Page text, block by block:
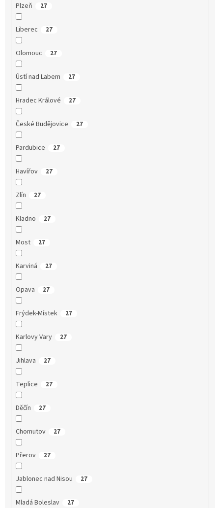
Plzeň 27
Liberec 27
Olomouc 27
Ústí nad Labem 27
Hradec Králové 27
České Budějovice 27
Pardubice 27
Havířov 27
Zlín 27
Kladno 27
Most 27
Karviná 27
Opava 27
Frýdek-Místek 27
Karlovy Vary 27
Jihlava 27
Teplice 27
Děčín 27
Chomutov 27
Přerov 27
Jablonec nad Nisou 27
Mladá Boleslav 27